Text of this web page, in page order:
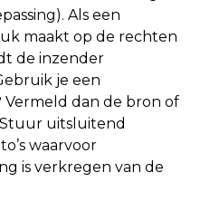
Als een
maakt op de rechten
de inzender
je een
dan de bron of
uitsluitend
waarvoor
is verkregen van de